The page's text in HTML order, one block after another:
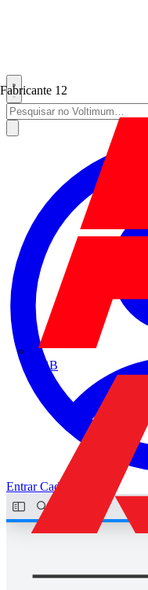
Fabricante 12
ABB
EntrarCadastrar